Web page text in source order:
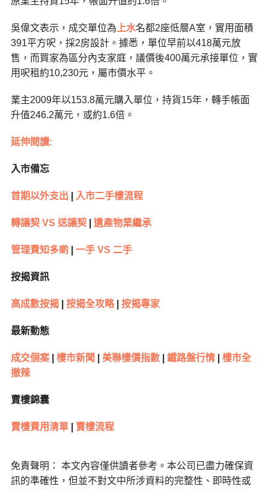
吳偉文表示，成交單位為 上水名都2座低層A室，實用面積
391平方呎，採2房設計。據悉，單位早前以418萬元放
售，而買家為區分內支家庭，議價後400萬元承接單位，實
用呎租約10,230元，屬市價水平。
業主2009年以153.8萬元購入單位，持貨15年，轉手帳面
升值246.2萬元，或約1.6倍。
延伸閱讀:
入市備忘
首期以外支出 入市二手樓流程
轉讓契 VS 送讓契| 遺產物業繼承
管理費知多啲| 一手 VS 二手
按揭資訊
高成數按揭| 按揭全攻略| 按揭專家
最新動態
成交個案| 樓市新聞 美聯樓價指數| 鐵路盤行情|
樓市全
撤辣
賣樓錦囊
賣樓費用清單| 賣樓流程
免責聲明： 本文內容僅供讀者參考。本公司已盡力確保資
訊的準確性，但並不對文中所涉資料的完整性、即時性或